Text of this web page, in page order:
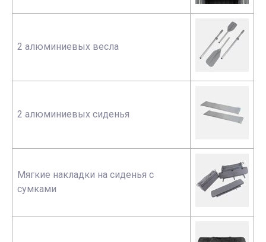
2 алюминиевых весла
2 алюминиевых сиденья
Мягкие накладки на сиденья с
сумками